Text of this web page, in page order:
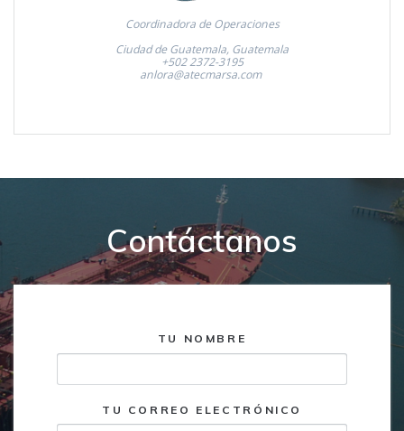
Coordinadora de Operaciones
Ciudad de Guatemala, Guatemala
+502 2372-3195
anlora@atecmarsa.com
Contáctanos
TU NOMBRE
TU CORREO ELECTRÓNICO